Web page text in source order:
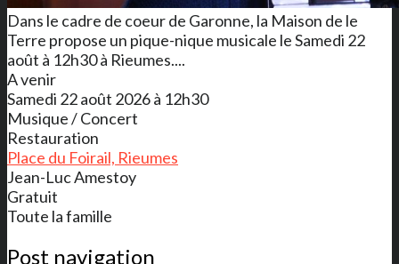
Dans le cadre de coeur de Garonne, la Maison de le
Terre propose un pique-nique musicale le Samedi 22
août à 12h30 à Rieumes....
A venir
Samedi 22 août 2026 à 12h30
Musique / Concert
Restauration
Place du Foirail, Rieumes
Jean-Luc Amestoy
Gratuit
Toute la famille
Post navigation